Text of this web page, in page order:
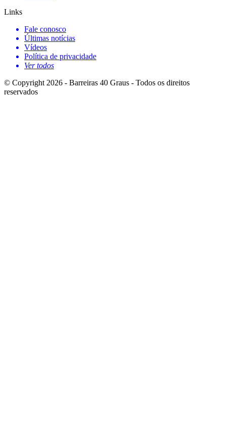
Links
Fale conosco
Últimas notícias
Vídeos
Política de privacidade
Ver todos
© Copyright 2026 - Barreiras 40 Graus - Todos os direitos
reservados